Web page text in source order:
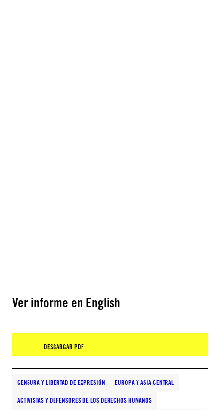
Ver informe en English
DESCARGAR PDF
CENSURA Y LIBERTAD DE EXPRESIÓN EUROPA Y ASIA CENTRAL
ACTIVISTAS Y DEFENSORES DE LOS DERECHOS HUMANOS